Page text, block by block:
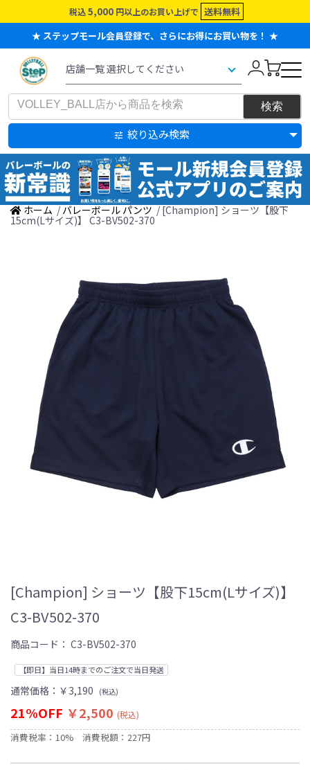
税込 5,000 円以上のお買い上げで 送料無料
★ ステップモール会員登録で、さらにお得にお買い物を！ ★
絞り込み検索
ホーム / バレーボール パンツ / [Champion] ショーツ【股下
15cm(Lサイズ)】 C3-BV502-370
[Champion] ショーツ【股下15cm(Lサイズ)】
C3-BV502-370
商品コード： C3-BV502-370
【即日】当日14時までのご注文で当日発送
通常価格： ￥3,190 (税込)
21%OFF ￥2,500 (税込)
消費税率：10% 消費税額：227円